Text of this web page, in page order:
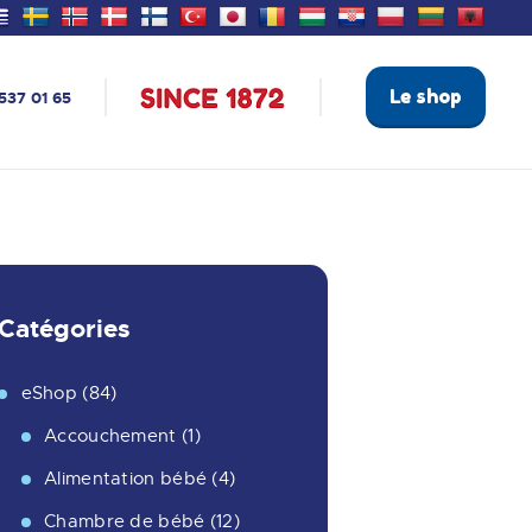
01 65 Le shop
eShop (84)
Accouchement (1)
Alimentation bébé (4)
Chambre de bébé (12)